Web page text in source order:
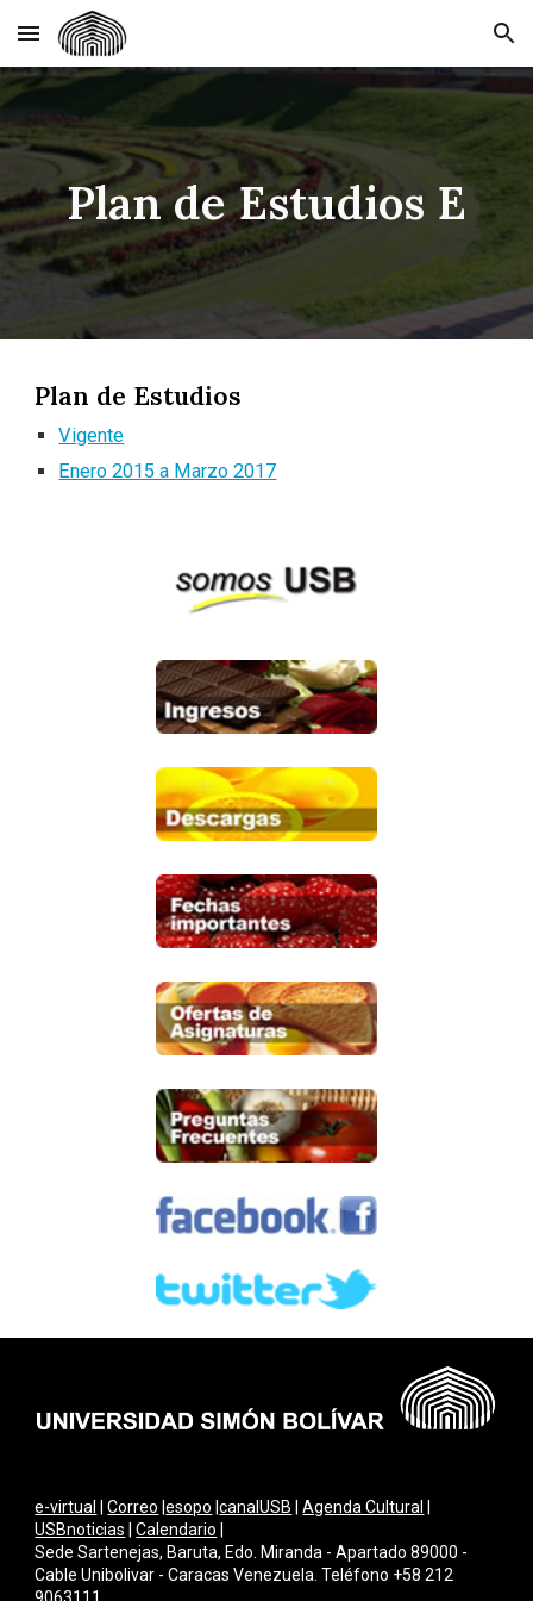
Skip to main content Skip to navigation
Plan de Estudios E
Plan de Estudios
Vigente
Enero 2015 a Marzo 2017
e-virtual |Correo |esopo |canalUSB |Agenda Cultural
USBnoticias |Calendario
Sede Sartenejas, Baruta, Edo. Miranda - Apartado 89000 -
Cable Unibolivar - Caracas Venezuela. Teléfono +58 212